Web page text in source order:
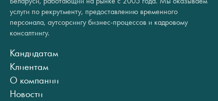
услуги по рекрутменту, предоставлению временного
персонала, аутсорсингу бизнес-процессов и кадровому
консалтингу.
Кандидатам
Клиентам
О компании
Новости